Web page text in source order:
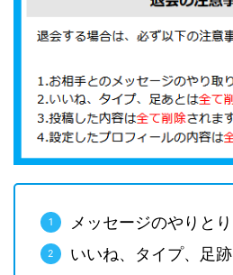
メッセージのやりとり
いいね、タイプ、足跡